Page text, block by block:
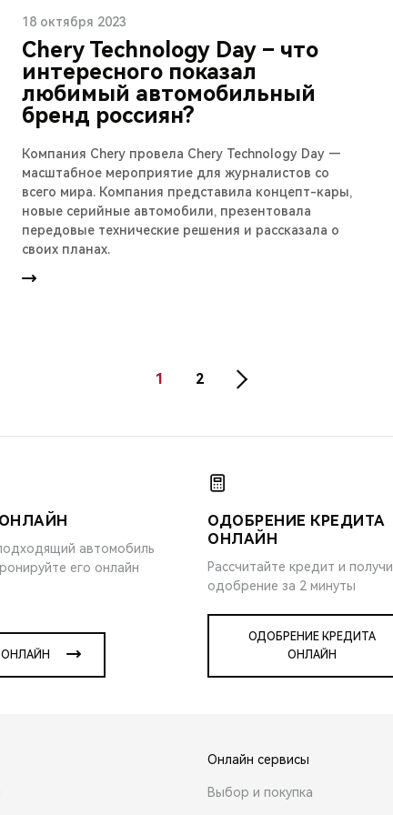
18 октября 2023
Chery Technology Day – что
интересного показал
любимый автомобильный
бренд россиян?
Компания Chery провела Chery Technology Day —
масштабное мероприятие для журналистов со
всего мира. Компания представила концепт-кары,
новые серийные автомобили, презентовала
передовые технические решения и рассказала о
своих планах.
1 2
автомобиль
его онлайн
ОНЛАЙН
ОДОБРЕНИЕ КРЕДИТА
ОНЛАЙН
Рассчитайте кредит и
одобрение за 2 минуты
ОДОБРЕНИЕ КРЕДИТА
ОНЛАЙН
Онлайн сервисы
Выбор и покупка